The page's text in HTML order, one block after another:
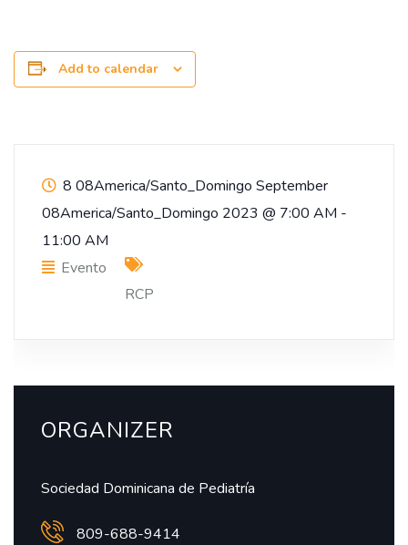
Add to calendar
8 08America/Santo_Domingo September
08America/Santo_Domingo 2023 @ 7:00 AM -
11:00 AM
Evento
RCP
ORGANIZER
Sociedad Dominicana de Pediatría
809-688-9414